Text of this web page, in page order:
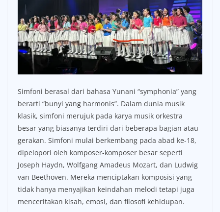
Simfoni berasal dari bahasa Yunani “symphonia” yang
berarti “bunyi yang harmonis”. Dalam dunia musik
klasik, simfoni merujuk pada karya musik orkestra
besar yang biasanya terdiri dari beberapa bagian atau
gerakan. Simfoni mulai berkembang pada abad ke-18,
dipelopori oleh komposer-komposer besar seperti
Joseph Haydn, Wolfgang Amadeus Mozart, dan Ludwig
van Beethoven. Mereka menciptakan komposisi yang
tidak hanya menyajikan keindahan melodi tetapi juga
menceritakan kisah, emosi, dan filosofi kehidupan.